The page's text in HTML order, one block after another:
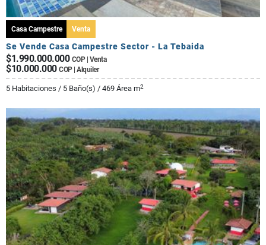
Casa Campestre Venta
Se Vende Casa Campestre Sector - La Tebaida
$1.990.000.000 COP | Venta
$10.000.000 COP | Alquiler
5 Habitaciones / 5 Baño(s) / 469 Área m2